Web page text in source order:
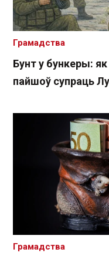
Бунт у бункеры:
пайшоў супраць
Грамадства
Грамадства